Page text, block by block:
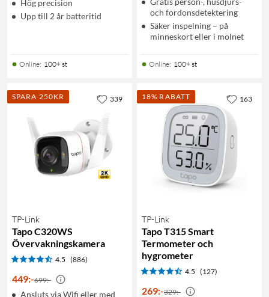
Hög precision
Upp till 2 år batteritid
Online: 100+ st
och fordonsdetektering
Säker inspelning – på
minneskort eller i molnet
Online: 100+ st
SPARA 250KR
TP-Link
Tapo C320WS
Övervakningskamera
4.5 (886)
449:-699:-
Ansluts via Wifi eller med
339 18% RABATT
TP-Link
Tapo T315 Smart
Termometer och
hygrometer
4.5 (127)
269:-329:-
163